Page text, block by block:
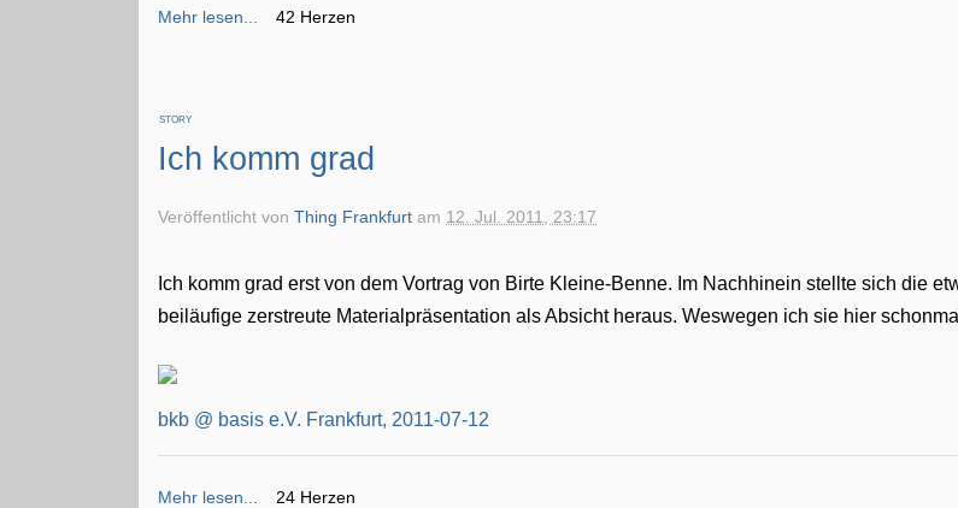
Mehr lesen... 42 Herzen
STORY
Ich komm grad
Veröffentlicht vonThing Frankfurt am 12. Jul. 2011, 23:17
Ich komm grad erst von dem Vortrag von Birte Kleine-Benne. Im Nachhinein stellte sich die
beiläufige zerstreute Materialpräsentation als Absicht heraus. Weswegen ich sie hier
bkb @ basis e.V. Frankfurt, 2011-07-12
Mehr lesen... 24 Herzen